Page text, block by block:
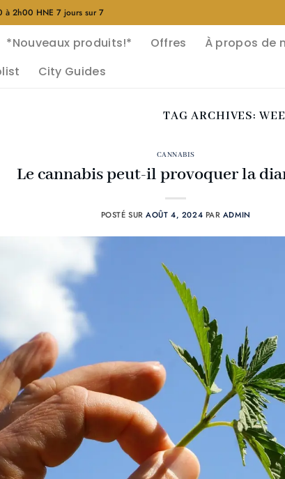
à 2h00 HNE 7 jours sur 7
*Nouveaux produits!* Offres À propos de
City Guides
TAG ARCHIVES:
CANNABIS
Le cannabis peut-il provoquer la
POSTÉ SURAOÛT 4, 2024 PAR ADMIN